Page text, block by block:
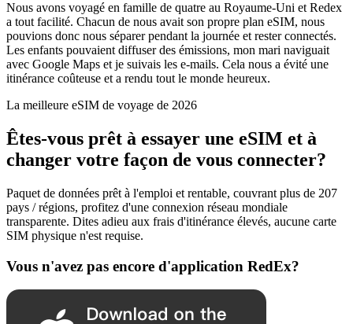
Nous avons voyagé en famille de quatre au Royaume-Uni et Redex
a tout facilité. Chacun de nous avait son propre plan eSIM, nous
pouvions donc nous séparer pendant la journée et rester connectés.
Les enfants pouvaient diffuser des émissions, mon mari naviguait
avec Google Maps et je suivais les e-mails. Cela nous a évité une
itinérance coûteuse et a rendu tout le monde heureux.
La meilleure eSIM de voyage de 2026
Êtes-vous prêt à essayer une eSIM et à
changer votre façon de vous connecter?
Paquet de données prêt à l'emploi et rentable, couvrant plus de 207
pays / régions, profitez d'une connexion réseau mondiale
transparente. Dites adieu aux frais d'itinérance élevés, aucune carte
SIM physique n'est requise.
Vous n'avez pas encore d'application RedEx?